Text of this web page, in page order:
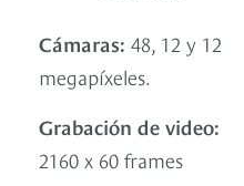
Cámaras: 48, 12 y 12
megapíxeles.
Grabación de video:
2160 x 60 frames